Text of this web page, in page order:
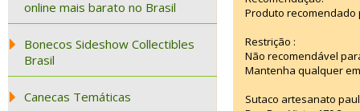
online mais barato no Brasil
Bonecos Sideshow Collectibles
Brasil
Canecas Temáticas
Produto recomendado
Restrição :
Não recomendável
Mantenha qualquer
Sutaco artesanato